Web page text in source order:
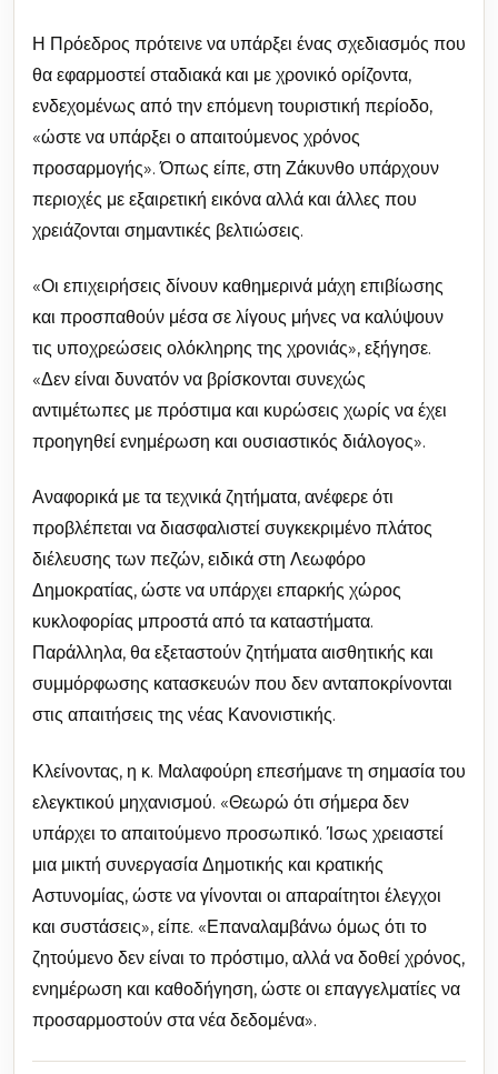
Η Πρόεδρος πρότεινε να υπάρξει ένας σχεδιασμός που
θα εφαρμοστεί σταδιακά και με χρονικό ορίζοντα,
ενδεχομένως από την επόμενη τουριστική περίοδο,
«ώστε να υπάρξει ο απαιτούμενος χρόνος
προσαρμογής». Όπως είπε, στη Ζάκυνθο υπάρχουν
περιοχές με εξαιρετική εικόνα αλλά και άλλες που
χρειάζονται σημαντικές βελτιώσεις.
«Οι επιχειρήσεις δίνουν καθημερινά μάχη επιβίωσης
και προσπαθούν μέσα σε λίγους μήνες να καλύψουν
τις υποχρεώσεις ολόκληρης της χρονιάς», εξήγησε.
«Δεν είναι δυνατόν να βρίσκονται συνεχώς
αντιμέτωπες με πρόστιμα και κυρώσεις χωρίς να έχει
προηγηθεί ενημέρωση και ουσιαστικός διάλογος».
Αναφορικά με τα τεχνικά ζητήματα, ανέφερε ότι
προβλέπεται να διασφαλιστεί συγκεκριμένο πλάτος
διέλευσης των πεζών, ειδικά στη Λεωφόρο
Δημοκρατίας, ώστε να υπάρχει επαρκής χώρος
κυκλοφορίας μπροστά από τα καταστήματα.
Παράλληλα, θα εξεταστούν ζητήματα αισθητικής και
συμμόρφωσης κατασκευών που δεν ανταποκρίνονται
στις απαιτήσεις της νέας Κανονιστικής.
Κλείνοντας, η κ. Μαλαφούρη επεσήμανε τη σημασία του
ελεγκτικού μηχανισμού. «Θεωρώ ότι σήμερα δεν
υπάρχει το απαιτούμενο προσωπικό. Ίσως χρειαστεί
μια μικτή συνεργασία Δημοτικής και κρατικής
Αστυνομίας, ώστε να γίνονται οι απαραίτητοι έλεγχοι
και συστάσεις», είπε. «Επαναλαμβάνω όμως ότι το
ζητούμενο δεν είναι το πρόστιμο, αλλά να δοθεί χρόνος,
ενημέρωση και καθοδήγηση, ώστε οι επαγγελματίες να
προσαρμοστούν στα νέα δεδομένα».